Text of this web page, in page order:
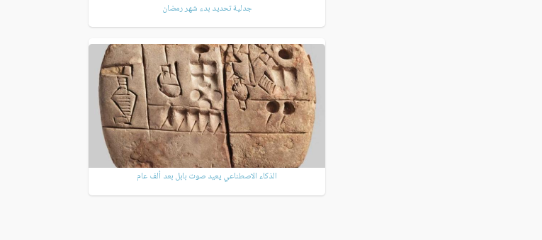
جدلية تحديد بدء شهر رمضان
الذكاء الاصطناعي يعيد صوت بابل بعد ألف عام